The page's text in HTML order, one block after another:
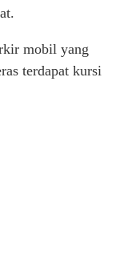
mobil yang
terdapat kursi